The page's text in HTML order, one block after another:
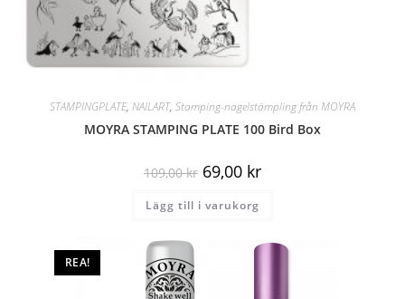
STAMPINGPLATE, NAILART, Stamping-nagelstämpling från MOYRA
MOYRA STAMPING PLATE 100 Bird Box
109,00kr 69,00 kr
Lägg till i varukorg
REA!